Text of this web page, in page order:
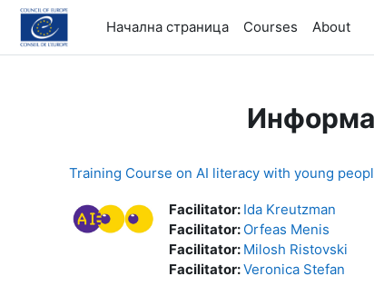
Прескочи на основното съдържание
Начална страница
Courses About
Training Course on AI literacy with young
Facilitator: Ida Kreutzman
Facilitator: Orfeas Menis
Facilitator: Milosh Ristovski
Facilitator:Veronica Stefan